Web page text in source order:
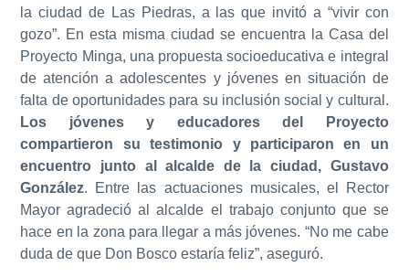
la ciudad de Las Piedras, a las que invitó a “vivir con
gozo”. En esta misma ciudad se encuentra la Casa del
Proyecto Minga, una propuesta socioeducativa e integral
de atención a adolescentes y jóvenes en situación de
falta de oportunidades para su inclusión social y cultural.
Los jóvenes y educadores del Proyecto
compartieron su testimonio y participaron en un
encuentro junto al alcalde de la ciudad, Gustavo
González. Entre las actuaciones musicales, el Rector
Mayor agradeció al alcalde el trabajo conjunto que se
hace en la zona para llegar a más jóvenes. “No me cabe
duda de que Don Bosco estaría feliz”, aseguró.